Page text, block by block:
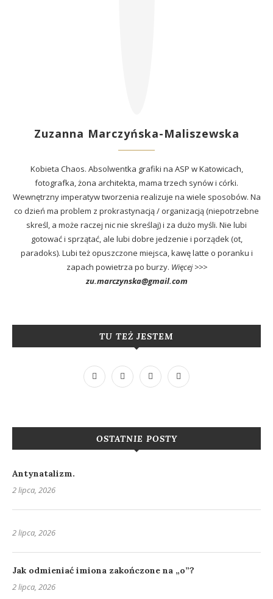
Zuzanna Marczyńska-Maliszewska
Kobieta Chaos. Absolwentka grafiki na ASP w Katowicach,
fotografka, żona architekta, mama trzech synów i córki.
Wewnętrzny imperatyw tworzenia realizuje na wiele sposobów. Na
co dzień ma problem z prokrastynacją / organizacją (niepotrzebne
skreśl, a może raczej nic nie skreślaj) i za dużo myśli. Nie lubi
gotować i sprzątać, ale lubi dobre jedzenie i porządek (ot,
paradoks). Lubi też opuszczone miejsca, kawę latte o poranku i
zapach powietrza po burzy. Więcej >>>
zu.marczynska@gmail.com
TU TEŻ JESTEM
OSTATNIE POSTY
Antynatalizm.
2 lipca, 2026
2 lipca, 2026
Jak odmieniać imiona zakończone na „o”?
2 lipca, 2026